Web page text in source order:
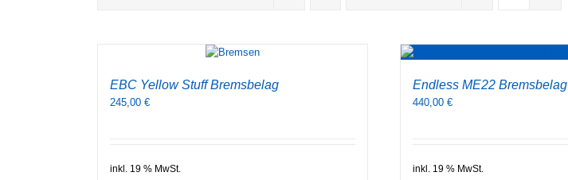
EBC Yellow Stuff Bremsbelag
245,00 €
inkl. 19 % MwSt.
Endless ME22 Bremsbelag
440,00 €
inkl. 19 % MwSt.